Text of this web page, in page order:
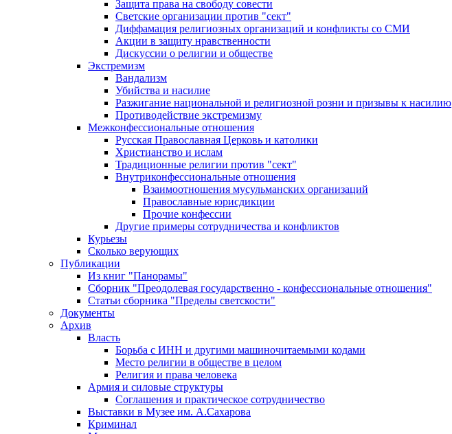
Защита права на свободу совести
Светские организации против "сект"
Диффамация религиозных организаций и конфликты со СМИ
Акции в защиту нравственности
Дискуссии о религии и обществе
Экстремизм
Вандализм
Убийства и насилие
Разжигание национальной и религиозной розни и призывы к насилию
Противодействие экстремизму
Межконфессиональные отношения
Русская Православная Церковь и католики
Христианство и ислам
Традиционные религии против "сект"
Внутриконфессиональные отношения
Взаимоотношения мусульманских организаций
Православные юрисдикции
Прочие конфессии
Другие примеры сотрудничества и конфликтов
Курьезы
Сколько верующих
Публикации
Из книг "Панорамы"
Сборник "Преодолевая государственно - конфессиональные отношения"
Статьи сборника "Пределы светскости"
Документы
Архив
Власть
Борьба с ИНН и другими машиночитаемыми кодами
Место религии в обществе в целом
Религия и права человека
Армия и силовые структуры
Соглашения и практическое сотрудничество
Выставки в Музее им. А.Сахарова
Криминал